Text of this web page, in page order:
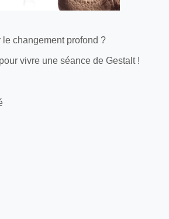
changement profond ?
vivre une séance de Gestalt !